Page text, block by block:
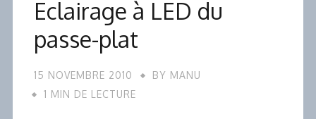
Eclairage à LED du
passe-plat
15 NOVEMBRE 2010 BY MANU
1 MIN DE LECTURE